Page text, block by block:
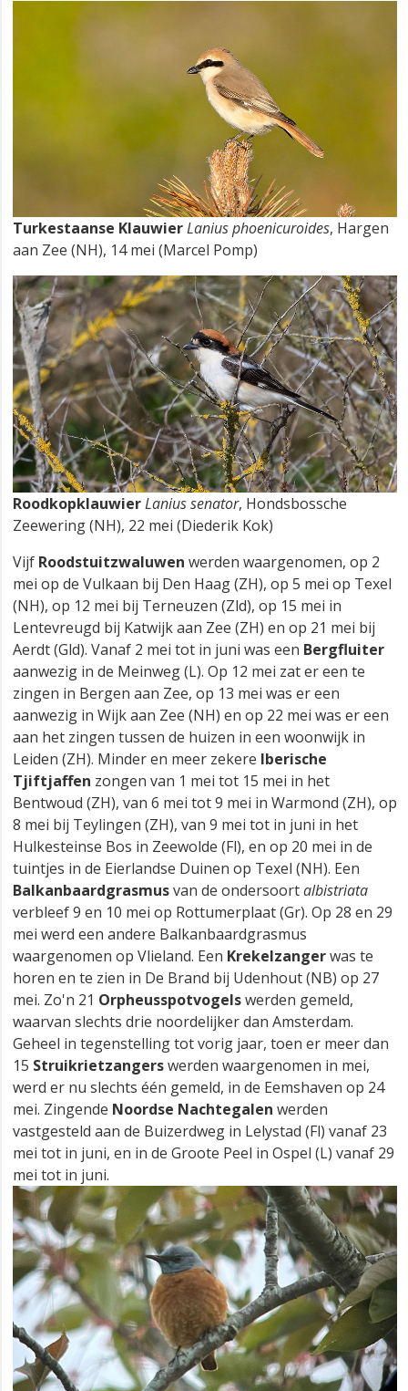
Turkestaanse KlauwierLanius phoenicuroides, Hargen
aan Zee (NH), 14 mei (Marcel Pomp)
RoodkopklauwierLanius senator, Hondsbossche
Zeewering (NH), 22 mei (Diederik Kok)
Vijf Roodstuitzwaluwen werden waargenomen, op 2
mei op de Vulkaan bij Den Haag (ZH), op 5 mei op Texel
(NH), op 12 mei bij Terneuzen (Zld), op 15 mei in
Lentevreugd bij Katwijk aan Zee (ZH) en op 21 mei bij
Aerdt (Gld). Vanaf 2 mei tot in juni was een Bergfluiter
aanwezig in de Meinweg (L). Op 12 mei zat er een te
zingen in Bergen aan Zee, op 13 mei was er een
aanwezig in Wijk aan Zee (NH) en op 22 mei was er een
aan het zingen tussen de huizen in een woonwijk in
Leiden (ZH). Minder en meer zekere Iberische
Tjiftjaffen zongen van 1 mei tot 15 mei in het
Bentwoud (ZH), van 6 mei tot 9 mei in Warmond (ZH), op
8 mei bij Teylingen (ZH), van 9 mei tot in juni in het
Hulkesteinse Bos in Zeewolde (Fl), en op 20 mei in de
tuintjes in de Eierlandse Duinen op Texel (NH). Een
Balkanbaardgrasmusvan de ondersoortalbistriata
verbleef 9 en 10 mei op Rottumerplaat (Gr). Op 28 en 29
mei werd een andere Balkanbaardgrasmus
waargenomen op Vlieland. Een Krekelzangerwas te
horen en te zien in De Brand bij Udenhout (NB) op 27
mei. Zo'n 21 Orpheusspotvogelswerden gemeld,
waarvan slechts drie noordelijker dan Amsterdam.
Geheel in tegenstelling tot vorig jaar, toen er meer dan
15 Struikrietzangerswerden waargenomen in mei,
werd er nu slechts één gemeld, in de Eemshaven op 24
mei. Zingende Noordse Nachtegalen werden
vastgesteld aan de Buizerdweg in Lelystad (Fl) vanaf 23
mei tot in juni, en in de Groote Peel in Ospel (L) vanaf 29
mei tot in juni.